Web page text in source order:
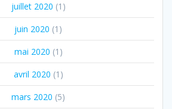
juillet 2020 (1)
juin 2020 (1)
mai 2020 (1)
avril 2020 (1)
mars 2020 (5)